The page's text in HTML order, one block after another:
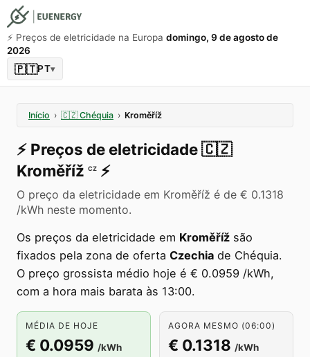
⚡️ Preços de eletricidade na Europa domingo, 9 de agosto de
2026
🇵🇹PT▾
Início › 🇨🇿 Chéquia › Kroměříž
⚡️ Preços de eletricidade🇨🇿
Kroměříž CZ ⚡️
O preço da eletricidade em Kroměříž é de € 0.1318
/kWh neste momento.
Os preços da eletricidade em Kroměříž são
fixados pela zona de oferta Czechia de Chéquia.
O preço grossista médio hoje é € 0.0959 /kWh,
com a hora mais barata às 13:00.
MÉDIA DE HOJE
€ 0.0959 /kWh
AGORA MESMO (06:00)
€ 0.1318 /kWh